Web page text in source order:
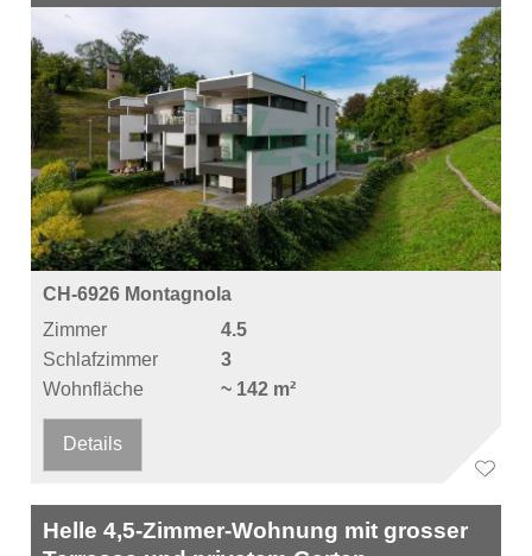
CH-6926 Montagnola
Zimmer
4.5
Schlafzimmer
3
Wohnfläche
~ 142 m²
Details
Helle 4,5-Zimmer-Wohnung mit grosser